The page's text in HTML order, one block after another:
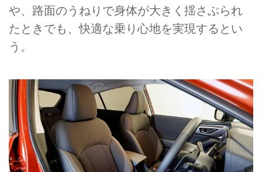
や、路面のうねりで身体が大きく揺さぶられ
たときでも、快適な乗り心地を実現するとい
う。